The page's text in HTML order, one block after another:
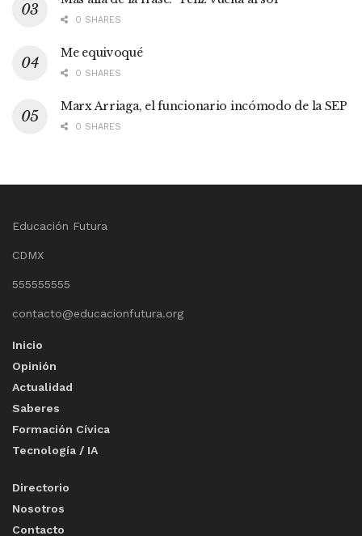
0 SHARES
Me equivoqué
0 SHARES
Marx Arriaga, el funcionario incómodo de la SEP
0 SHARES
Educación Futura
CDMX
555555555
contacto@educacionfutura.org
Inicio
Opinión
Actualidad
Saberes
Formación Cívica
Tecnología / IA
Directorio
Nosotros
Contacto